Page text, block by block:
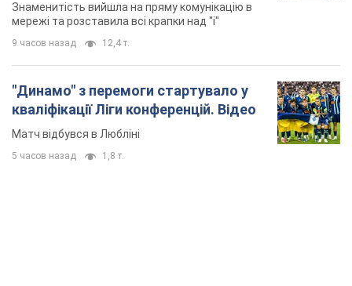
Знаменитість вийшла на пряму комунікацію в
мережі та розставила всі крапки над "і"
9 часов назад 12,4 т.
"Динамо" з перемоги стартувало у
кваліфікації Ліги конференцій. Відео
Матч відбувся в Любліні
5 часов назад 1,8 т.